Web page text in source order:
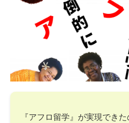
『アフロ留学』が実現でき